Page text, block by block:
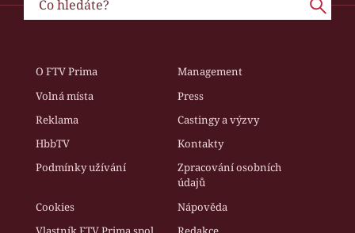
O FTV Prima
Management
Volná místa
Press
Reklama
Castingy a výzvy
HbbTV
Kontakty
Podmínky užívání
Zpracování osobních
údajů
Cookies
Nápověda